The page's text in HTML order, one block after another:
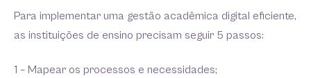
Para implementar uma gestão acadêmica digital eficiente,
as instituições de ensino precisam seguir 5 passos:
1 – Mapear os processos e necessidades;